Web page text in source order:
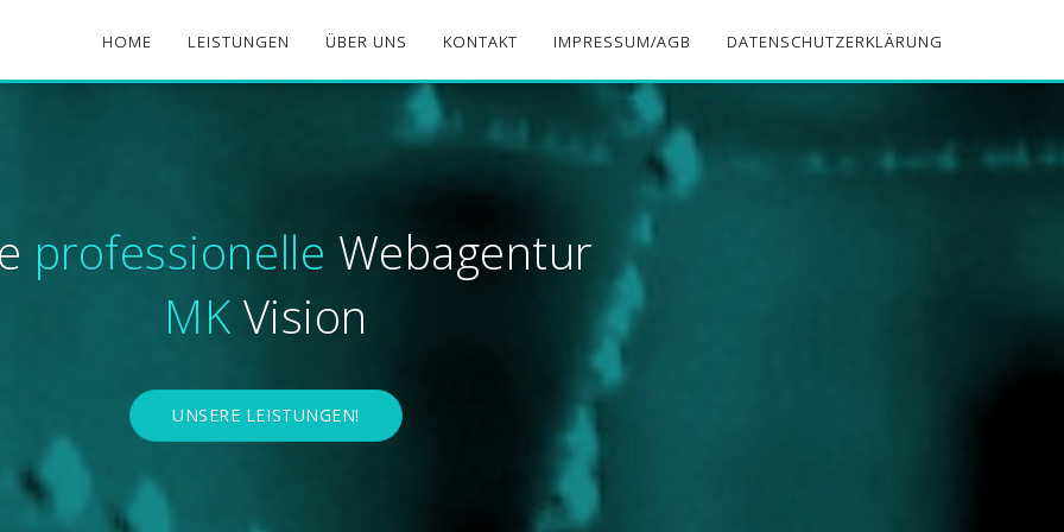
HOME LEISTUNGEN ÜBER UNS KONTAKT IMPRESSUM/AGB DATENSCHUTZERKLÄRUNG
professionelle Webagentur
MK Vision
UNSERE LEISTUNGEN!